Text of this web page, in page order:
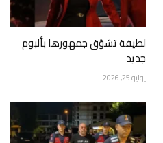
لطيفة تشوّق جمهورها بألبوم
جديد
يوليو 25, 2026